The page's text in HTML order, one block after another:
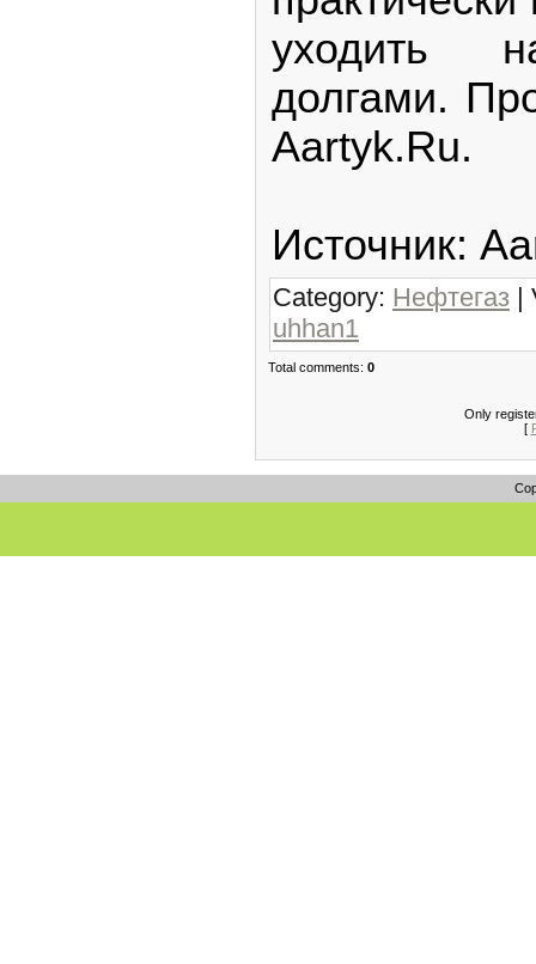
уходить
долгами.
Aartyk.Ru.
Источник:
Category: Нефтегаз |
uhhan1
Total comments: 0
Only
[